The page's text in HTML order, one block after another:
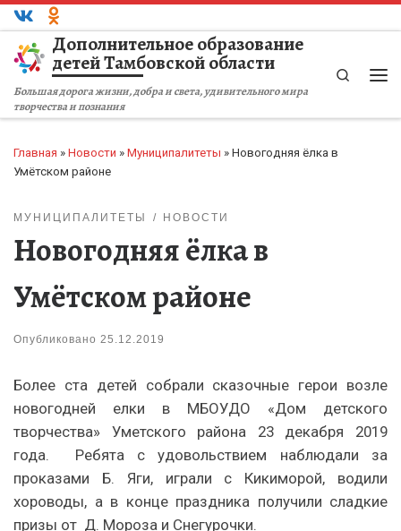
Перейти к содержимому
Дополнительное образование
детей Тамбовской области
Большая дорога жизни, добра и света, удивительного мира
творчества и познания
Search
Главная » Новости » Муниципалитеты » Новогодняя ёлка в
Умётском районе
МУНИЦИПАЛИТЕТЫ НОВОСТИ
Новогодняя ёлка в
Умётском районе
Опубликовано 25.12.2019
Более ста детей собрали сказочные герои возле
новогодней елки в МБОУДО «Дом детского
творчества» Уметского района 23 декабря 2019
года. Ребята с удовольствием наблюдали за
проказами Б. Яги, играли с Кикиморой, водили
хороводы, а в конце праздника получили сладкие
призы от Д. Мороза и Снегурочки.